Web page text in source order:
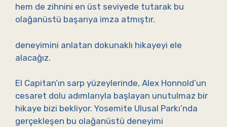
hem de zihnini en üst seviyede tutarak bu
olağanüstü başarıya imza atmıştır.
deneyimini anlatan dokunaklı hikayeyi ele
alacağız.
El Capitan’ın sarp yüzeylerinde, Alex Honnold’un
cesaret dolu adımlarıyla başlayan unutulmaz bir
hikaye bizi bekliyor. Yosemite Ulusal Parkı’nda
gerçekleşen bu olağanüstü deneyimi